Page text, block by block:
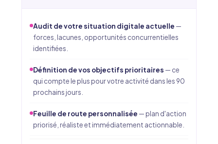
Audit de votre situation digitale actuelle —
forces, lacunes, opportunités concurrentielles
identifiées.
Définition de vos objectifs prioritaires — ce
qui compte le plus pour votre activité dans les 90
prochains jours.
Feuille de route personnalisée — plan d'action
priorisé, réaliste et immédiatement actionnable.